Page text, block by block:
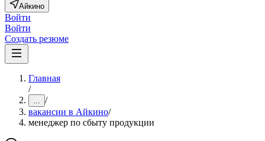
Айкино
Войти
Войти
Создать резюме
Главная
/
... /
вакансии в Айкино/
менеджер по сбыту продукции